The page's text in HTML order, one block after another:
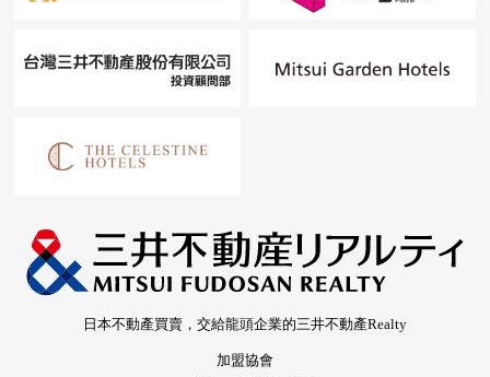
日本不動產買賣，交給龍頭企業的三井不動產Realty
加盟協會